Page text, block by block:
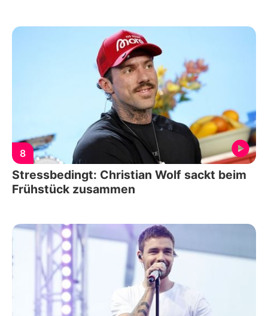
8
Stressbedingt: Christian Wolf sackt beim
Frühstück zusammen